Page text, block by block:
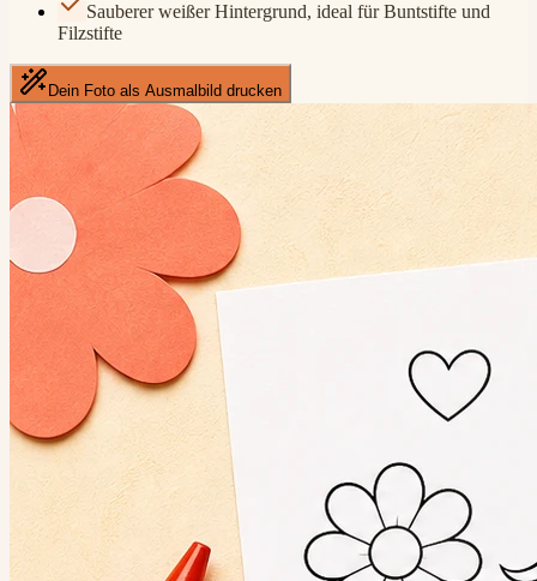
Sauberer weißer Hintergrund, ideal für Buntstifte und
Filzstifte
Dein Foto als Ausmalbild drucken